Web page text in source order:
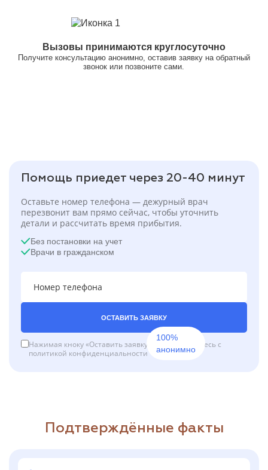
Вызовы принимаются круглосуточно
Получите консультацию анонимно, оставив заявку на обратный
звонок или позвоните сами.
Помощь приедет через 20-40 минут
Оставьте номер телефона — дежурный врач
перезвонит вам прямо сейчас, чтобы уточнить
детали и рассчитать время прибытия.
Без постановки на учет
Врачи в гражданском
ОСТАВИТЬ ЗАЯВКУ
Нажимая кноку «Оставить заявку», вы соглашаетесь с
политикой конфиденциальности
100%
анонимно
Подтверждённые факты